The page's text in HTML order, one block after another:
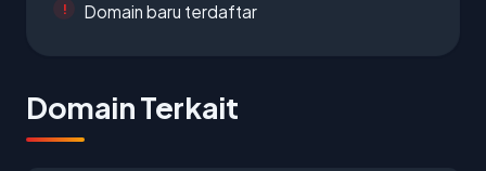
Domain baru terdaftar
Domain Terkait